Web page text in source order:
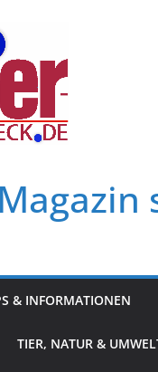
& INFORMATIONEN
TIER, NATUR &